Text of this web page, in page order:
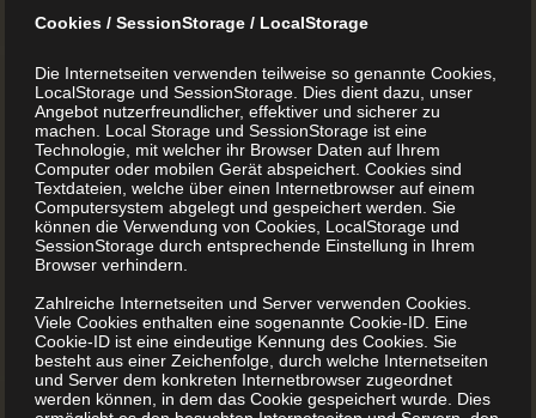
Kochbuch drucken lassen
Sie wollen ein Kochbuch drucken? Mit BuchDrucker.at
klappt es Nach Jahren, in denen zwar gerne und viel
über Ernährung diskutiert, aber nur ungern daheim
gekocht wurde, erleben wir einen Wandel. Auch bei
Cookies / SessionStorage / LocalStorage
Die Internetseiten verwenden teilweise so genannte Cookies,
LocalStorage und SessionStorage. Dies dient dazu, unser
Angebot nutzerfreundlicher, effektiver und sicherer zu
machen. Local Storage und SessionStorage ist eine
Technologie, mit welcher ihr Browser Daten auf Ihrem
Computer oder mobilen Gerät abspeichert. Cookies sind
Textdateien, welche über einen Internetbrowser auf einem
Computersystem abgelegt und gespeichert werden. Sie
können die Verwendung von Cookies, LocalStorage und
SessionStorage durch entsprechende Einstellung in Ihrem
Browser verhindern.
Zahlreiche Internetseiten und Server verwenden Cookies.
Viele Cookies enthalten eine sogenannte Cookie-ID. Eine
Cookie-ID ist eine eindeutige Kennung des Cookies. Sie
besteht aus einer Zeichenfolge, durch welche Internetseiten
und Server dem konkreten Internetbrowser zugeordnet
werden können, in dem das Cookie gespeichert wurde. Dies